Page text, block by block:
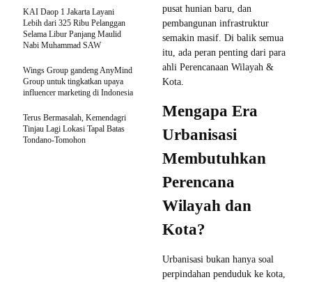
pusat hunian baru, dan
pembangunan infrastruktur
semakin masif. Di balik semua
itu, ada peran penting dari para
ahli Perencanaan Wilayah &
Kota.
Mengapa Era
Urbanisasi
Membutuhkan
Perencana
Wilayah dan
Kota?
Urbanisasi bukan hanya soal
perpindahan penduduk ke kota,
KAI Daop 1 Jakarta Layani
Lebih dari 325 Ribu Pelanggan
Selama Libur Panjang Maulid
Nabi Muhammad SAW
Wings Group gandeng AnyMind
Group untuk tingkatkan upaya
influencer marketing di Indonesia
Terus Bermasalah, Kemendagri
Tinjau Lagi Lokasi Tapal Batas
Tondano-Tomohon